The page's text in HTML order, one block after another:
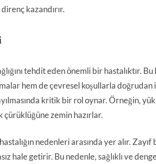
direnç kazandırır.
tehdit eden önemli bir hastalıktır. Bu
hem de çevresel koşullarla
kritik bir rol oynar. Örneğin,
zemin hazırlar.
nedenleri arasında yer alır.
hale getirir. Bu nedenle, sağlıklı ve